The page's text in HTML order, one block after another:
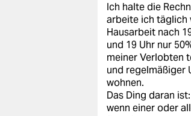
Ich halte die
arbeite ich täglich
Hausarbeit nach
und 19 Uhr nur
meiner Verlobten
und regelmäßiger
wohnen.
Das Ding daran
wenn einer oder